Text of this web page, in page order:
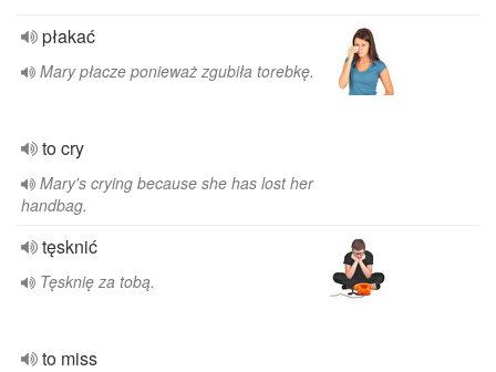
płakać
Mary płacze ponieważ zgubiła torebkę.
to cry
Mary's crying because she has lost her
handbag.
tęsknić
Tęsknię za tobą.
to miss